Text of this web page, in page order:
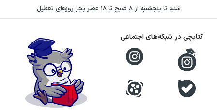
شنبه تا پنجشنبه از ۸ صبح تا ۱۸ عصر بجز روزهای تعطیل
کتابچی در شبکه‌های اجتماعی